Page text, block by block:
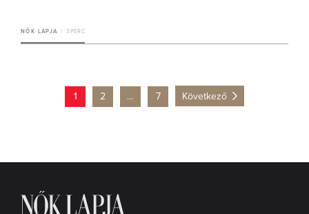
NŐK LAPJA 3 PERC
1 2 … 7 Következő